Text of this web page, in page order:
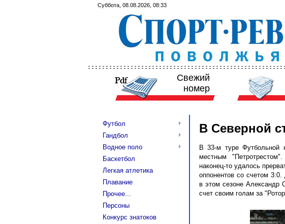
Суббота, 08.08.2026, 08:33
Свежий
номер
Футбол
Гандбол
Водное поло
Баскетбол
Легкая атлетика
Плавание
Прочее...
Персоны
Конкурс знатоков
В Северной
В 33-м туре Футбольной
местным
наконец-то удалось
оппонентов со счетом
в этом сезоне Александр
счет своим голам за